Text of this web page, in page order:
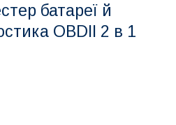
батареї й
OBDII 2 в 1